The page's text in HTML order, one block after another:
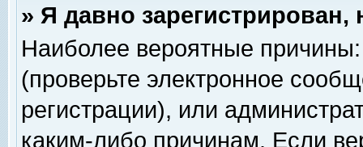
» Я давно
Наиболее вероятные
(проверьте электронное
регистрации), или
каким-либо причинам. Если